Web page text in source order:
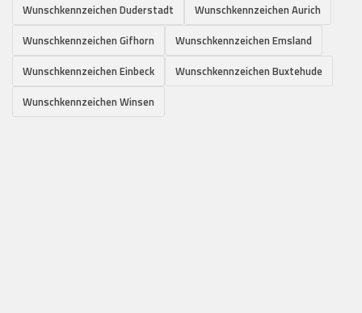
Wunschkennzeichen Duderstadt
Wunschkennzeichen Aurich
Wunschkennzeichen Gifhorn
Wunschkennzeichen Emsland
Wunschkennzeichen Einbeck
Wunschkennzeichen Buxtehude
Wunschkennzeichen Winsen